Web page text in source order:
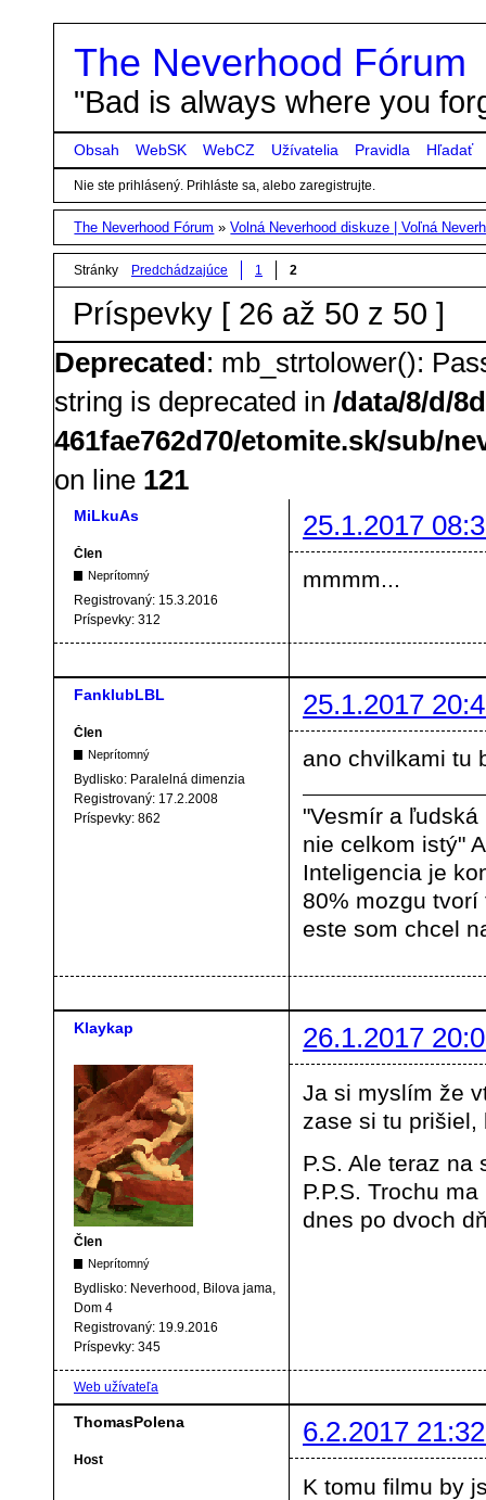
The Neverhood Fórum
"Bad is always where you
Obsah WebSK WebCZ Užívatelia Pravidla Hľadať
Nie ste prihlásený. Prihláste sa, alebo zaregistrujte.
The Neverhood Fórum »Volná Neverhood diskuze | Voľná
Stránky Predchádzajúce 1 2
Príspevky [ 26 až 50 z 50 ]
Deprecated: mb_strtolower():
string is deprecated in /data/8/d/
461fae762d70/etomite.sk/sub/
on line 121
MiLkuAs 25.1.2017
Člen
Neprítomný
Registrovaný: 15.3.2016
Príspevky: 312
mmmm...
FanklubLBL 25.1.2017
Člen
Neprítomný
Bydlisko: Paralelná dimenzia
Registrovaný: 17.2.2008
Príspevky: 862
ano chvilkami tu
"Vesmír a
nie celkom istý"
Inteligencia je
80% mozgu
este som chcel
Klaykap 26.1.2017
Člen
Neprítomný
Bydlisko: Neverhood, Bilova jama,
Dom 4
Registrovaný: 19.9.2016
Príspevky: 345
Ja si myslím že
zase si tu
P.S. Ale teraz
P.P.S. Trochu
dnes po dvoch
Web užívateľa
ThomasPolena 6.2.2017
Host
K tomu filmu by